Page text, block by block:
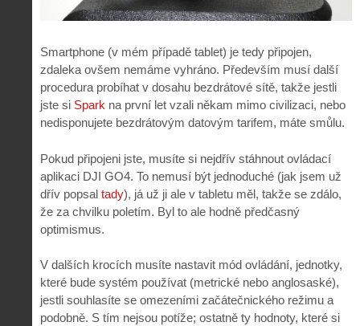
Smartphone (v mém případě tablet) je tedy připojen,
zdaleka ovšem nemáme vyhráno. Především musí další
procedura probíhat v dosahu bezdrátové sítě, takže jestli
jste si Spark na první let vzali někam mimo civilizaci, nebo
nedisponujete bezdrátovým datovým tarifem, máte smůlu.
Pokud připojeni jste, musíte si nejdřív stáhnout ovládací
aplikaci DJI GO4. To nemusí být jednoduché (jak jsem už
dřív popsal tady), já už ji ale v tabletu měl, takže se zdálo,
že za chvilku poletím. Byl to ale hodně předčasný
optimismus.
V dalších krocích musíte nastavit mód ovládání, jednotky,
které bude systém používat (metrické nebo anglosaské),
jestli souhlasíte se omezeními začátečnického režimu a
podobně. S tím nejsou potíže; ostatně ty hodnoty, které si